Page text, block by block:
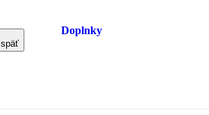
späť
Doplnky